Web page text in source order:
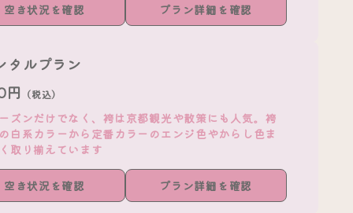
空き状況を確認 プラン詳細を確認
タルプラン
円 （税込）
ズンだけでなく、袴は京都観光や散策にも人気。袴
白系カラーから定番カラーのエンジ色やからし色ま
取り揃えています
空き状況を確認 プラン詳細を確認